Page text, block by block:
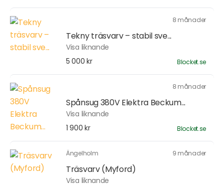
8 månader
Tekny träsvarv – stabil sve...
Visa liknande
5 000 kr
Blocket.se
8 månader
Spånsug 380V Elektra Beckum...
Visa liknande
1 900 kr
Blocket.se
Ängelholm 9 månader
Träsvarv (Myford)
Visa liknande